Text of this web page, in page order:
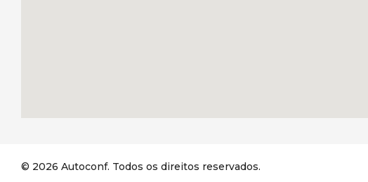
© 2026 Autoconf. Todos os direitos reservados.